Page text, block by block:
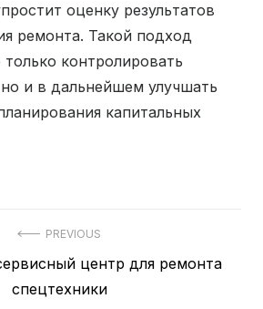
оценку результатов
ремонта. Такой подход
контролировать
и в дальнейшем улучшать
капитальных
PREVIOUS
центр для ремонта
спецтехники